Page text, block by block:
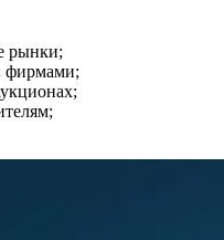
рынки;
фирмами;